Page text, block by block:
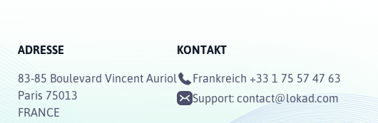
ADRESSE
83-85 Boulevard Vincent Auriol
Paris 75013
FRANCE
KONTAKT
Frankreich +33 1 75 57 47 63
Support: contact@lokad.com